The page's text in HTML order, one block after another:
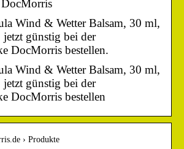
Wind & Wetter Balsam, 30 ml,
günstig bei der
DocMorris bestellen.
Wind & Wetter Balsam, 30 ml,
günstig bei der
DocMorris bestellen
› Produkte